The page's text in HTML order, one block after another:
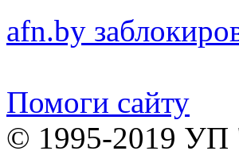
afn.by
Помоги сайту
© 1995-2019 УП